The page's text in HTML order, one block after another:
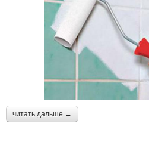
читать дальше →